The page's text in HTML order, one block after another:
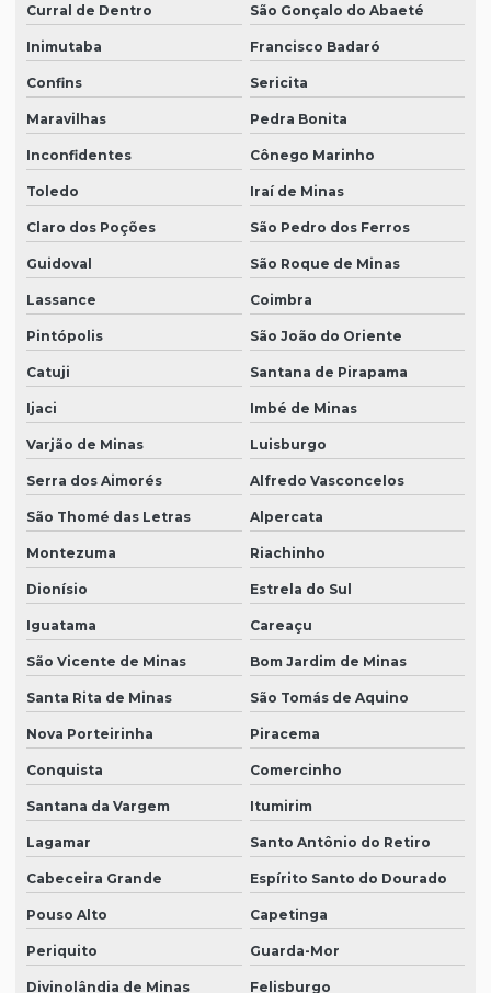
Curral de Dentro São Gonçalo do Abaeté
Inimutaba Francisco Badaró
Confins Sericita
Maravilhas Pedra Bonita
Inconfidentes Cônego Marinho
Toledo Iraí de Minas
Claro dos Poções São Pedro dos Ferros
Guidoval São Roque de Minas
Lassance Coimbra
Pintópolis São João do Oriente
Catuji Santana de Pirapama
Ijaci Imbé de Minas
Varjão de Minas Luisburgo
Serra dos Aimorés Alfredo Vasconcelos
São Thomé das Letras Alpercata
Montezuma Riachinho
Dionísio Estrela do Sul
Iguatama Careaçu
São Vicente de Minas Bom Jardim de Minas
Santa Rita de Minas São Tomás de Aquino
Nova Porteirinha Piracema
Conquista Comercinho
Santana da Vargem Itumirim
Lagamar Santo Antônio do Retiro
Cabeceira Grande Espírito Santo do Dourado
Pouso Alto Capetinga
Periquito Guarda-Mor
Divinolândia de Minas Felisburgo